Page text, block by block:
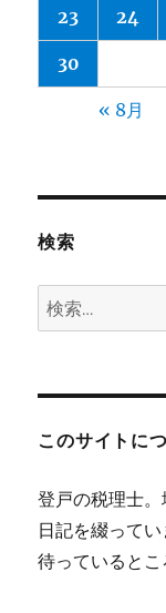
23 24
30
« 8月
検索
検
索:
このサイトに
登戸の税理士
日記を綴って
待っているとこ